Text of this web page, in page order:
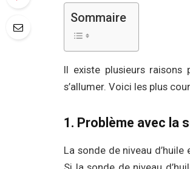
Sommaire
Il existe plusieurs
s’allumer. Voici les plus
1. Problème avec la
La sonde de niveau